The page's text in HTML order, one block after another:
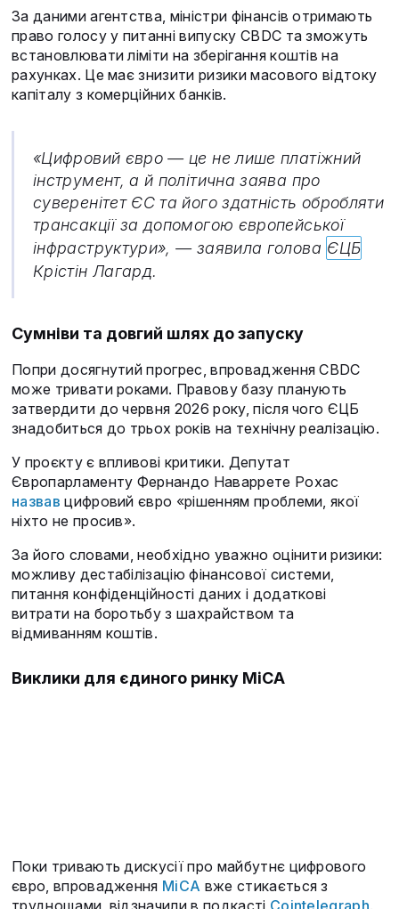
За даними агентства, міністри фінансів отримають
право голосу у питанні випуску CBDC та зможуть
встановлювати ліміти на зберігання коштів на
рахунках. Це має знизити ризики масового відтоку
капіталу з комерційних банків.
«Цифровий євро — це не лише платіжний
інструмент, а й політична заява про
суверенітет ЄС та його здатність обробляти
трансакції за допомогою європейської
інфраструктури», — заявила голова ЄЦБ
Крістін Лагард.
Сумніви та довгий шлях до запуску
Попри досягнутий прогрес, впровадження CBDC
може тривати роками. Правову базу планують
затвердити до червня 2026 року, після чого ЄЦБ
знадобиться до трьох років на технічну реалізацію.
У проєкту є впливові критики. Депутат
Європарламенту Фернандо Наваррете Рохас
назвав цифровий євро «рішенням проблеми, якої
ніхто не просив».
За його словами, необхідно уважно оцінити ризики:
можливу дестабілізацію фінансової системи,
питання конфіденційності даних і додаткові
витрати на боротьбу з шахрайством та
відмиванням коштів.
Виклики для єдиного ринку MiCA
Поки тривають дискусії про майбутнє цифрового
євро, впровадження MiCA вже стикається з